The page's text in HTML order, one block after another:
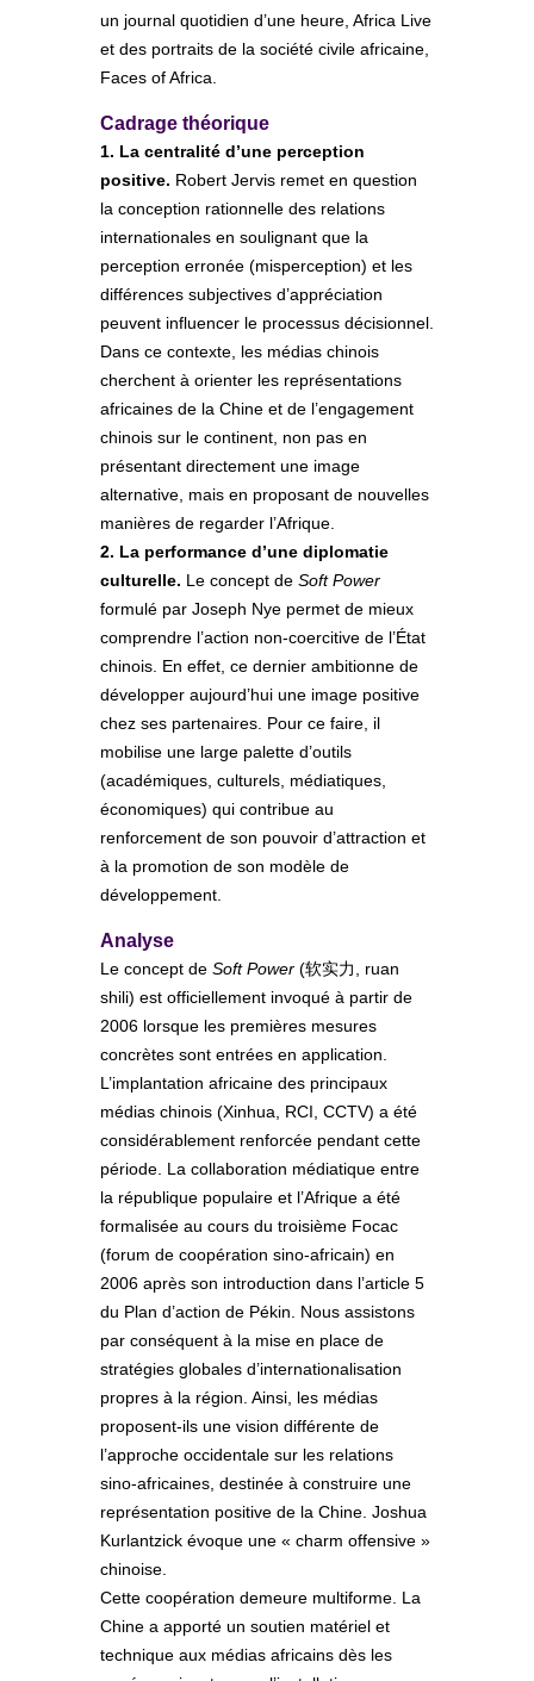
un journal quotidien d’une heure, Africa Live
et des portraits de la société civile africaine,
Faces of Africa.
Cadrage théorique
1. La centralité d’une perception
positive. Robert Jervis remet en question
la conception rationnelle des relations
internationales en soulignant que la
perception erronée (misperception) et les
différences subjectives d’appréciation
peuvent influencer le processus décisionnel.
Dans ce contexte, les médias chinois
cherchent à orienter les représentations
africaines de la Chine et de l’engagement
chinois sur le continent, non pas en
présentant directement une image
alternative, mais en proposant de nouvelles
manières de regarder l’Afrique.
2. La performance d’une diplomatie
culturelle. Le concept de Soft Power
formulé par Joseph Nye permet de mieux
comprendre l’action non-coercitive de l’État
chinois. En effet, ce dernier ambitionne de
développer aujourd’hui une image positive
chez ses partenaires. Pour ce faire, il
mobilise une large palette d’outils
(académiques, culturels, médiatiques,
économiques) qui contribue au
renforcement de son pouvoir d’attraction et
à la promotion de son modèle de
développement.
Analyse
Le concept de Soft Power (软实力, ruan
shili) est officiellement invoqué à partir de
2006 lorsque les premières mesures
concrètes sont entrées en application.
L’implantation africaine des principaux
médias chinois (Xinhua, RCI, CCTV) a été
considérablement renforcée pendant cette
période. La collaboration médiatique entre
la république populaire et l’Afrique a été
formalisée au cours du troisième Focac
(forum de coopération sino-africain) en
2006 après son introduction dans l’article 5
du Plan d’action de Pékin. Nous assistons
par conséquent à la mise en place de
stratégies globales d’internationalisation
propres à la région. Ainsi, les médias
proposent-ils une vision différente de
l’approche occidentale sur les relations
sino-africaines, destinée à construire une
représentation positive de la Chine. Joshua
Kurlantzick évoque une « charm offensive »
chinoise.
Cette coopération demeure multiforme. La
Chine a apporté un soutien matériel et
technique aux médias africains dès les